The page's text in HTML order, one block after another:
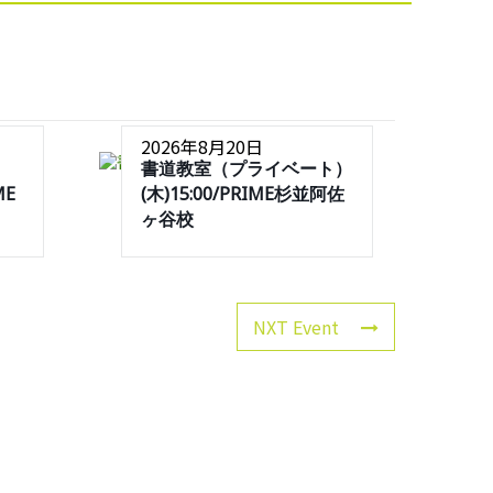
2026年8月20日
書道教室（プライベート）
(木)15:00/PRIME杉並阿佐
ヶ谷校
NXT Event